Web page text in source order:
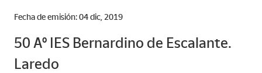
Fecha de emisión: 04 dic, 2019
50 Aº IES Bernardino de Escalante.
Laredo